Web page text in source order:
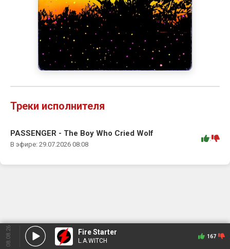
Треки исполнителя
PASSENGER - The Boy Who Cried Wolf
В эфире: 29.07.2026 08:08
:
08.08.26 Fire Starter
L.A.WITCH
167